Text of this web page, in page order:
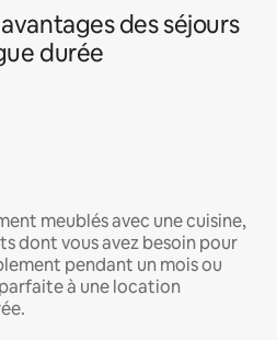
des séjours
durée
meublés avec une cuisine,
dont vous avez besoin pour
pendant un mois ou
à une location